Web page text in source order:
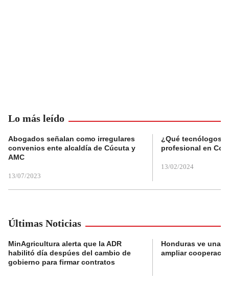
Lo más leído
Abogados señalan como irregulares
convenios ente alcaldía de Cúcuta y
AMC
13/07/2023
¿Qué tecnólogos
profesional en
13/02/2024
Últimas Noticias
MinAgricultura alerta que la ADR
habilitó día despúes del cambio de
gobierno para firmar contratos
Honduras ve una
ampliar